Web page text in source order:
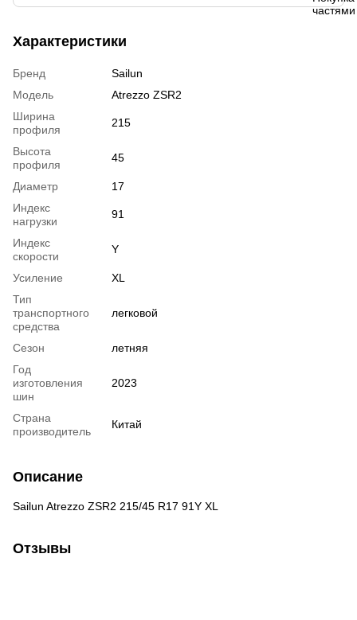
Характеристики
Бренд
Sailun
Модель
Atrezzo ZSR2
Ширина
профиля
215
Высота
профиля
45
Диаметр
17
Индекс
нагрузки
91
Индекс
скорости
Y
Усиление
XL
Тип
транспортного
средства
легковой
Сезон
летняя
Год
изготовления
шин
2023
Страна
производитель
Китай
Описание
Sailun Atrezzo ZSR2 215/45 R17 91Y XL
Отзывы